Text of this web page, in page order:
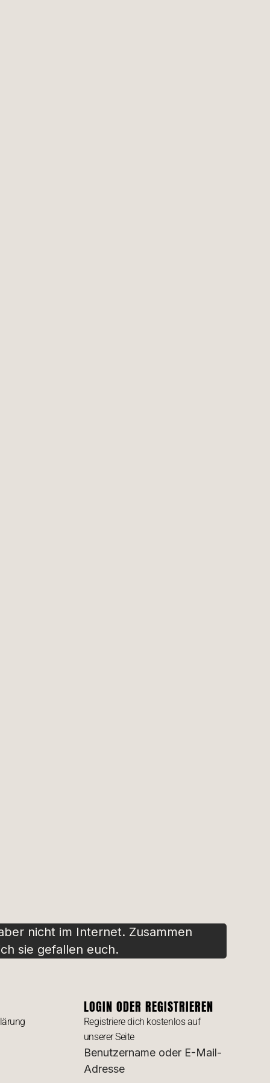
nicht im Internet. Zusammen
sie gefallen euch.
LOGIN ODER REGISTRIEREN
Registriere dich kostenlos auf
unserer Seite
Benutzername oder E-Mail-
Adresse